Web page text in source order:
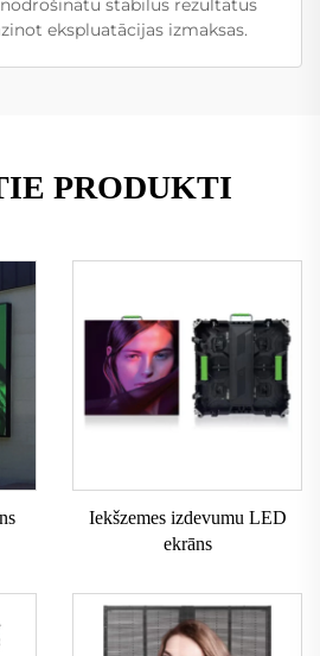
stabilus rezultātus
ekspluatācijas izmaksas.
PRODUKTI
Iekšzemes izdevumu LED
ekrāns